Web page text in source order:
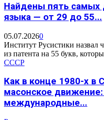
Найдены пять самых
языка — от 29 до 55...
05.07.20260
Институт Русистики
из патента на 55 букв,
СССР
Как в конце 1980-х в
масонское
международные...